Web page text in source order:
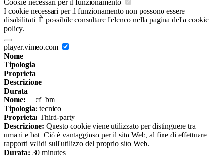
Cookie necessari per il funzionamento
I cookie necessari per il funzionamento non possono essere
disabilitati. È possibile consultare l'elenco nella pagina della cookie
policy.
player.vimeo.com
Nome
Tipologia
Proprieta
Descrizione
Durata
Nome: __cf_bm
Tipologia: tecnico
Proprieta: Third-party
Descrizione: Questo cookie viene utilizzato per distinguere tra
umani e bot. Ciò è vantaggioso per il sito Web, al fine di effettuare
rapporti validi sull'utilizzo del proprio sito Web.
Durata: 30 minutes